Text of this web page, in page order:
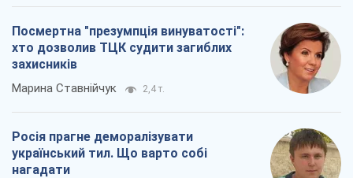
Посмертна "презумпція винуватості":
хто дозволив ТЦК судити загиблих
захисників
Марина Ставнійчук 2,4 т.
Росія прагне деморалізувати
український тил. Що варто собі
нагадати